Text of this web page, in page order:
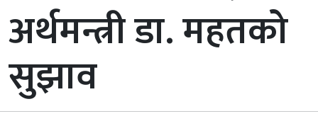
अर्थमन्त्री डा. महतको
सुझाव